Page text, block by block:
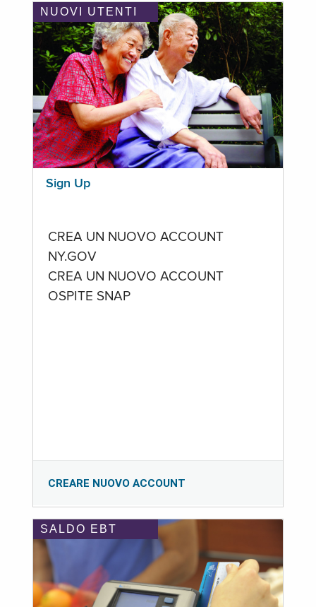
NUOVI UTENTI
Sign Up
CREA UN NUOVO ACCOUNT
NY.GOV
CREA UN NUOVO ACCOUNT
OSPITE SNAP
CREARE NUOVO ACCOUNT
SALDO EBT